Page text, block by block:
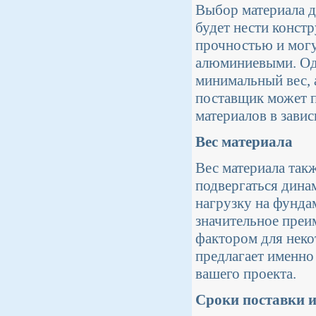
Выбор материала
будет нести
прочностью и
алюминиевыми.
минимальный вес,
поставщик может
материалов в
Вес материала
Вес материала
подвергаться
нагрузку на
значительное
фактором для
предлагает
вашего проекта.
Сроки поставки